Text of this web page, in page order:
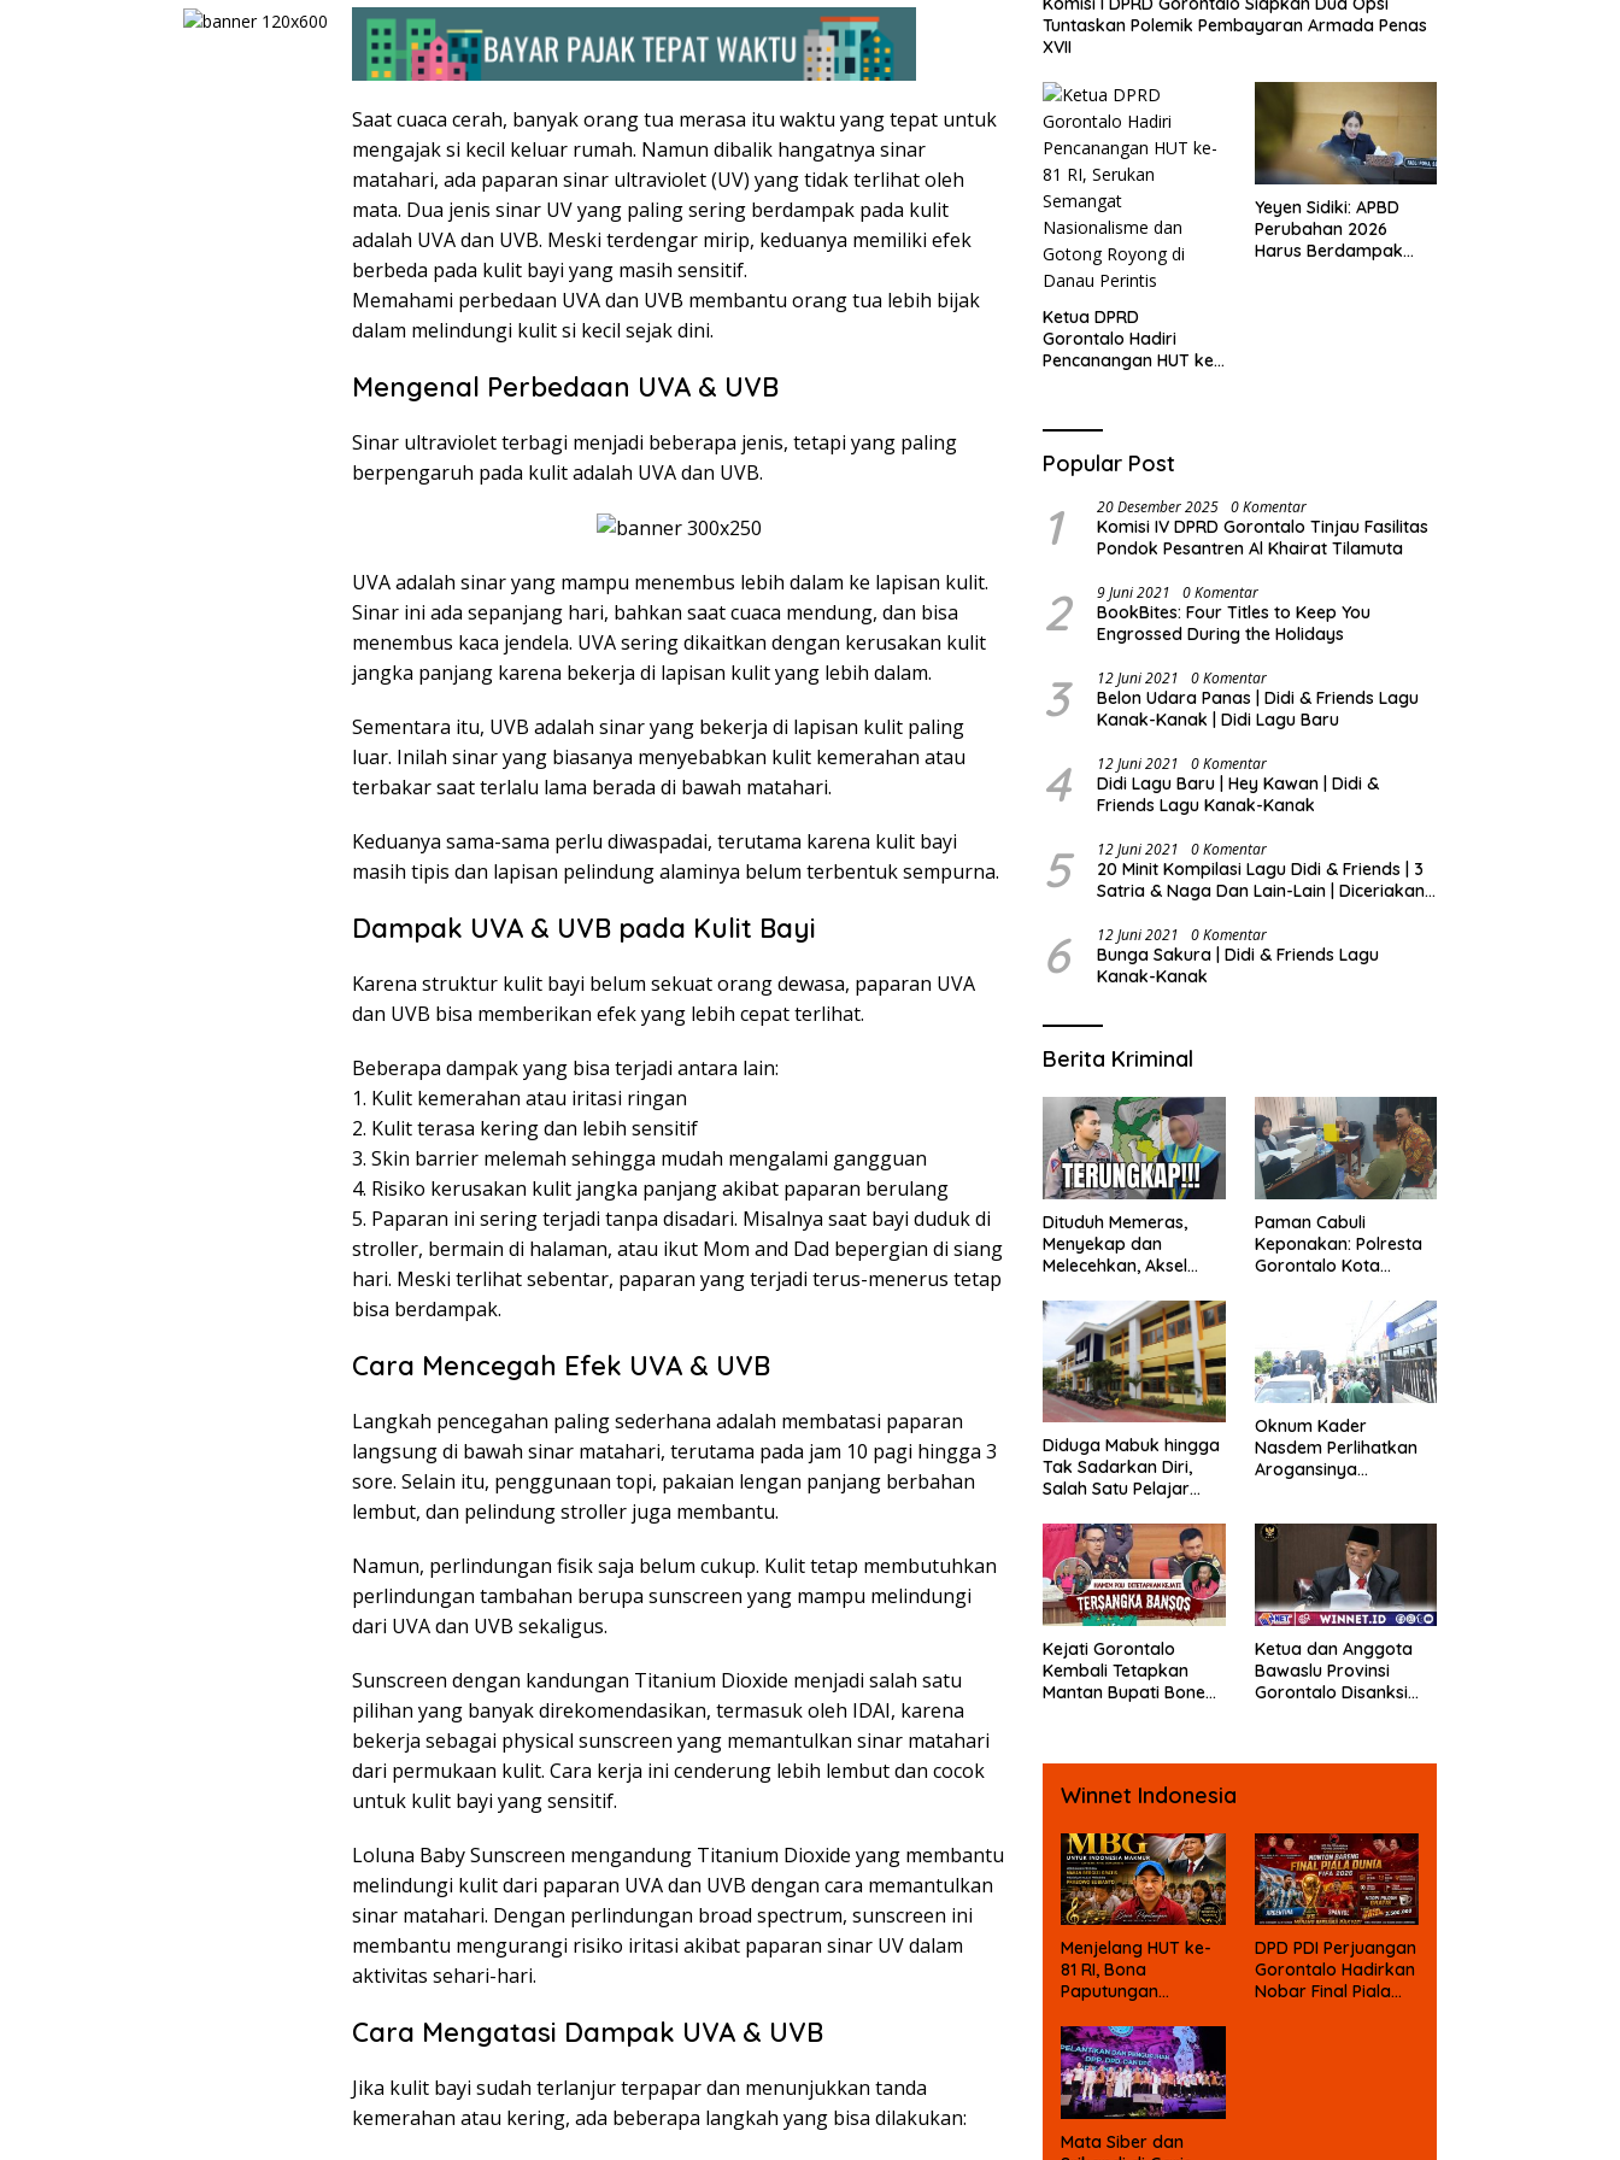
Saat cuaca cerah, banyak orang tua merasa itu waktu yang tepat untuk
mengajak si kecil keluar rumah. Namun dibalik hangatnya sinar
matahari, ada paparan sinar ultraviolet (UV) yang tidak terlihat oleh
mata. Dua jenis sinar UV yang paling sering berdampak pada kulit
adalah UVA dan UVB. Meski terdengar mirip, keduanya memiliki efek
berbeda pada kulit bayi yang masih sensitif.
Memahami perbedaan UVA dan UVB membantu orang tua lebih bijak
dalam melindungi kulit si kecil sejak dini.
Mengenal Perbedaan UVA & UVB
Sinar ultraviolet terbagi menjadi beberapa jenis, tetapi yang paling
berpengaruh pada kulit adalah UVA dan UVB.
UVA adalah sinar yang mampu menembus lebih dalam ke lapisan kulit.
Sinar ini ada sepanjang hari, bahkan saat cuaca mendung, dan bisa
menembus kaca jendela. UVA sering dikaitkan dengan kerusakan kulit
jangka panjang karena bekerja di lapisan kulit yang lebih dalam.
Sementara itu, UVB adalah sinar yang bekerja di lapisan kulit paling
luar. Inilah sinar yang biasanya menyebabkan kulit kemerahan atau
terbakar saat terlalu lama berada di bawah matahari.
Keduanya sama-sama perlu diwaspadai, terutama karena kulit bayi
masih tipis dan lapisan pelindung alaminya belum terbentuk sempurna.
Dampak UVA & UVB pada Kulit Bayi
Karena struktur kulit bayi belum sekuat orang dewasa, paparan UVA
dan UVB bisa memberikan efek yang lebih cepat terlihat.
Beberapa dampak yang bisa terjadi antara lain:
1. Kulit kemerahan atau iritasi ringan
2. Kulit terasa kering dan lebih sensitif
3. Skin barrier melemah sehingga mudah mengalami gangguan
4. Risiko kerusakan kulit jangka panjang akibat paparan berulang
5. Paparan ini sering terjadi tanpa disadari. Misalnya saat bayi duduk di
stroller, bermain di halaman, atau ikut Mom and Dad bepergian di siang
hari. Meski terlihat sebentar, paparan yang terjadi terus-menerus tetap
bisa berdampak.
Cara Mencegah Efek UVA & UVB
Langkah pencegahan paling sederhana adalah membatasi paparan
langsung di bawah sinar matahari, terutama pada jam 10 pagi hingga 3
sore. Selain itu, penggunaan topi, pakaian lengan panjang berbahan
lembut, dan pelindung stroller juga membantu.
Namun, perlindungan fisik saja belum cukup. Kulit tetap membutuhkan
perlindungan tambahan berupa sunscreen yang mampu melindungi
dari UVA dan UVB sekaligus.
Sunscreen dengan kandungan Titanium Dioxide menjadi salah satu
pilihan yang banyak direkomendasikan, termasuk oleh IDAI, karena
bekerja sebagai physical sunscreen yang memantulkan sinar matahari
dari permukaan kulit. Cara kerja ini cenderung lebih lembut dan cocok
untuk kulit bayi yang sensitif.
Loluna Baby Sunscreen mengandung Titanium Dioxide yang membantu
melindungi kulit dari paparan UVA dan UVB dengan cara memantulkan
sinar matahari. Dengan perlindungan broad spectrum, sunscreen ini
membantu mengurangi risiko iritasi akibat paparan sinar UV dalam
aktivitas sehari-hari.
Cara Mengatasi Dampak UVA & UVB
Jika kulit bayi sudah terlanjur terpapar dan menunjukkan tanda
kemerahan atau kering, ada beberapa langkah yang bisa dilakukan:
Tuntaskan Polemik Pembayaran Armada Penas
XVII
Ketua DPRD
Gorontalo Hadiri
Pencanangan HUT ke-
Nasionalisme dan
Danau Perintis
Yeyen Sidiki: APBD
Perubahan 2026
Harus Berdampak
Popular Post
1 20 Desember 2025 0 Komentar
Komisi IV DPRD Gorontalo Tinjau Fasilitas
Pondok Pesantren Al Khairat Tilamuta
2 9 Juni 2021 0 Komentar
BookBites: Four Titles to Keep You
Engrossed During the Holidays
3 12 Juni 2021 0 Komentar
Belon Udara Panas | Didi & Friends Lagu
Kanak-Kanak | Didi Lagu Baru
4 12 Juni 2021 0 Komentar
Didi Lagu Baru | Hey Kawan | Didi &
Friends Lagu Kanak-Kanak
5 12 Juni 2021 0 Komentar
20 Minit Kompilasi Lagu Didi & Friends | 3
Satria & Naga Dan Lain-Lain | Diceriakan
6 12 Juni 2021 0 Komentar
Bunga Sakura | Didi & Friends Lagu
Kanak-Kanak
Berita Kriminal
Dituduh Memeras,
Menyekap dan
Melecehkan, Aksel
Ungkap Fakta
Mengejutkan!
Paman Cabuli
Keponakan: Polresta
Gorontalo Kota
Kejahatan Seksual
Diduga Mabuk hingga
Tak Sadarkan Diri,
Salah Satu Pelajar
hingga Diberikan
Benturan Fisik oleh
Beberapa Temannya
Oknum Kader
Nasdem Perlihatkan
Arogansinya
Pelecehan Profesi
Kejati Gorontalo
Kembali Tetapkan
Mantan Bupati Bone
Ketua dan Anggota
Bawaslu Provinsi
Gorontalo Disanksi
Winnet Indonesia
Menjelang HUT ke-
81 RI, Bona
Paputungan
Lagu MBG untuk
Masa Depan Anak
Bangsa
DPD PDI Perjuangan
Gorontalo Hadirkan
Nobar Final Piala
Mata Siber dan